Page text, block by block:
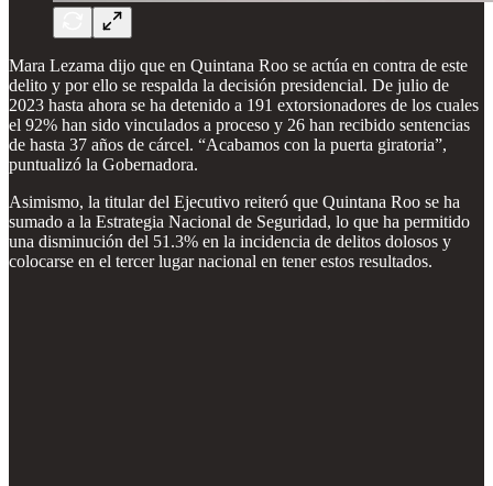
Mara Lezama dijo que en Quintana Roo se actúa en contra de este
delito y por ello se respalda la decisión presidencial. De julio de
2023 hasta ahora se ha detenido a 191 extorsionadores de los cuales
el 92% han sido vinculados a proceso y 26 han recibido sentencias
de hasta 37 años de cárcel. “Acabamos con la puerta giratoria”,
puntualizó la Gobernadora.
Asimismo, la titular del Ejecutivo reiteró que Quintana Roo se ha
sumado a la Estrategia Nacional de Seguridad, lo que ha permitido
una disminución del 51.3% en la incidencia de delitos dolosos y
colocarse en el tercer lugar nacional en tener estos resultados.